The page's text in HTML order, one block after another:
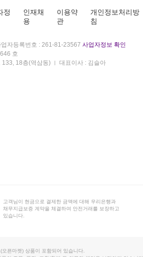
정
인재채
용
이용약
관
개인정보처리방
침
업자등록번호 : 261-81-23567 사업자정보 확인
호
133, 18층(역삼동)
대표이사 : 김슬아
고객님이 현금으로 결제한 금액에 대해 우리은행과
채무지급보증 계약을 체결하여 안전거래를 보장하고
있습니다.
픈마켓) 상품이 포함되어 있습니다.